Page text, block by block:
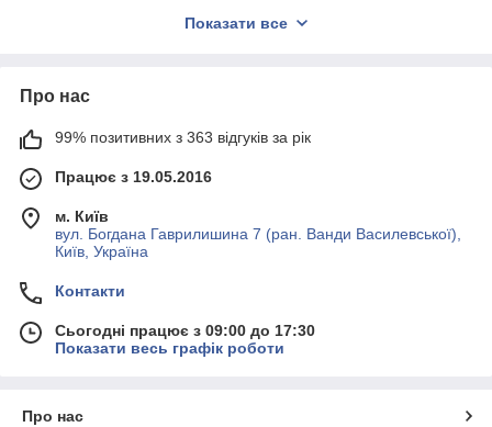
В інтернет-магазині ювелірну біжутерію можна купити оптом
Постійно в наявності тонкі, широкі моделі, декоровані
наявності на складі в Києві, що дозволяє їх замовити з самою
Позолочені браслети Xuping на ногу
Відмітними особливостями позолочених браслетів Xuping на
ногу є гіпоалергенні якості. Навіть у процесі тривалого
носіння прикраси з медичної сталі будуть комфортно
розташовуватися на щиколотці. Іншими перевагами біжутерії
з напиленням золота можна назвати:
видам деформації;
Показати все
Про нас
99% позитивних з 363 відгуків за рік
Працює з 19.05.2016
м. Київ
вул. Богдана Гаврилишина 7 (ран. Ванди Василевської),
Київ, Україна
Контакти
Сьогодні працює з 09:00 до 17:30
Показати весь графік роботи
Про нас